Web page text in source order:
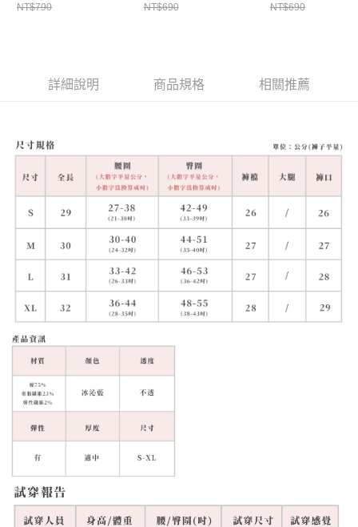
NT$790 NT$690 NT$690
詳細說明 商品規格 相關推薦